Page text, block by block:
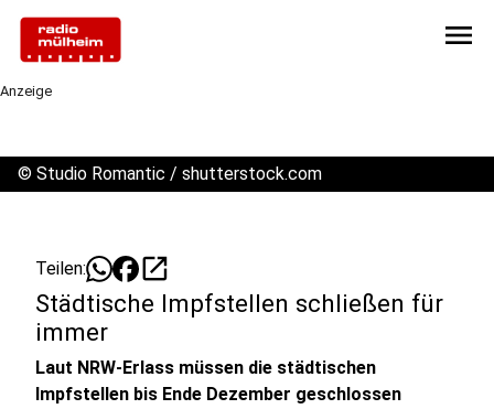
menu
Anzeige
© Studio Romantic / shutterstock.com
Teilen: open_in_new
Städtische Impfstellen schließen für
immer
Laut NRW-Erlass müssen die städtischen
Impfstellen bis Ende Dezember geschlossen